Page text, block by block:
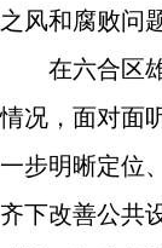
之风和腐败问
在六合区
情况，面对面
一步明晰定位
齐下改善公共